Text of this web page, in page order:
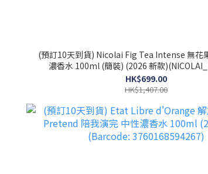
(預訂10天到貨) Nicolai Fig Tea Intense 無花
濃香水 100ml (簡裝) (2026 新款
HK$699.00
HK$1,407.00